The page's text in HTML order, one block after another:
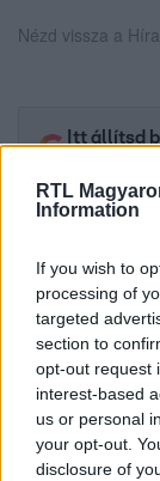
RTL
Information
If you wish to
processing of
targeted
section to
opt-out request
interest-based
us or personal
your opt-out.
disclosure of
Nézd vissza a
Itt állítsd
Kövess